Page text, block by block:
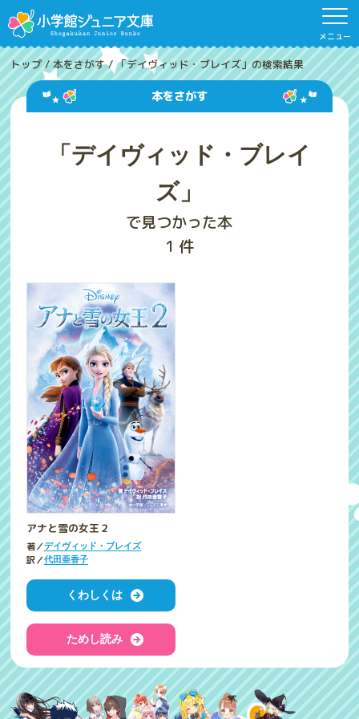
メニュー
トップ /本をさがす /「デイヴィッド・ブレイズ」の検索結果
本をさがす
「デイヴィッド・ブレイ
ズ」
で見つかった本
1 件
アナと雪の女王２
著／デイヴィッド・ブレイズ
訳／代田亜香子
くわしくは
ためし読み